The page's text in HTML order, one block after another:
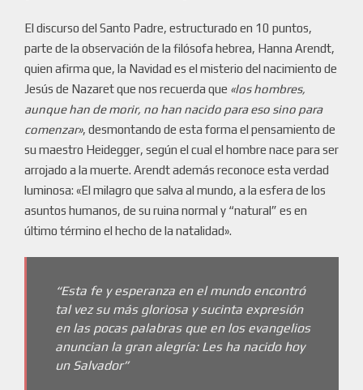
El discurso del Santo Padre, estructurado en 10 puntos,
parte de la observación de la filósofa hebrea, Hanna Arendt,
quien afirma que, la Navidad es el misterio del nacimiento de
Jesús de Nazaret que nos recuerda que «los hombres,
aunque han de morir, no han nacido para eso sino para
comenzar», desmontando de esta forma el pensamiento de
su maestro Heidegger, según el cual el hombre nace para ser
arrojado a la muerte. Arendt además reconoce esta verdad
luminosa: «El milagro que salva al mundo, a la esfera de los
asuntos humanos, de su ruina normal y “natural” es en
último término el hecho de la natalidad».
“Esta fe y esperanza en el mundo encontró
tal vez su más gloriosa y sucinta expresión
en las pocas palabras que en los evangelios
anuncian la gran alegría: Les ha nacido hoy
un Salvador”